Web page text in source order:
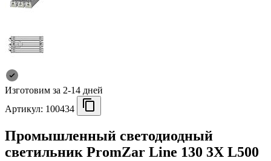
Изготовим за 2-14 дней
Артикул: 100434
Промышленный светодиодный
светильник PromZar Line 130 3Х L500